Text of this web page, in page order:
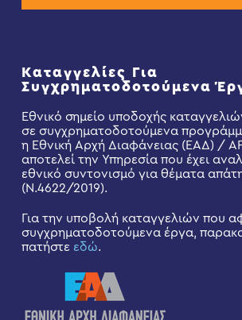
Καταγγελίες Για
Συγχρηματοδοτούμενα
Εθνικό σημείο υποδοχής
σε συγχρηματοδοτούμενα
η Εθνική Αρχή Διαφάνειας (ΕΑΔ) /
αποτελεί την Υπηρεσία που έχει
εθνικό συντονισμό για θέματα
(Ν.4622/2019).
Για την υποβολή καταγγελιών που
συγχρηματοδοτούμενα έργα,
πατήστε εδώ.